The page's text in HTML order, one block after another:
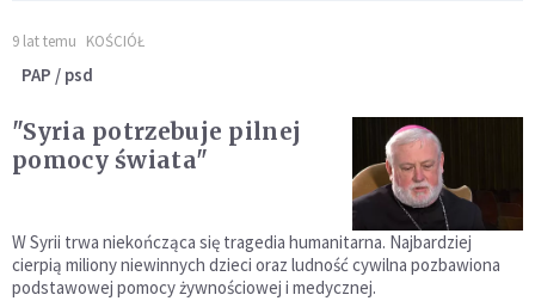
9 lat temu KOŚCIÓŁ
PAP / psd
"Syria potrzebuje pilnej
pomocy świata"
W Syrii trwa niekończąca się tragedia humanitarna. Najbardziej
cierpią miliony niewinnych dzieci oraz ludność cywilna pozbawiona
podstawowej pomocy żywnościowej i medycznej.